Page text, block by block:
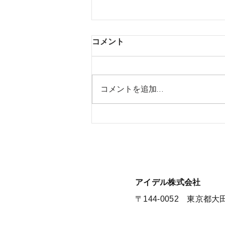
コメント
コメントを追加…
​アイデル株式会社
〒144-0052 東京都大